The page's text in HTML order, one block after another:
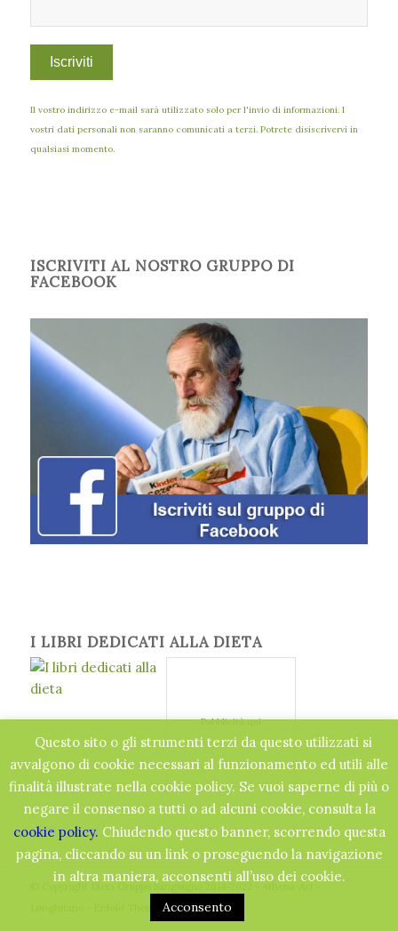
Il vostro indirizzo e-mail sarà utilizzato solo per l'invio di informazioni. I
vostri dati personali non saranno comunicati a terzi. Potrete disiscrivervi in
qualsiasi momento.
ISCRIVITI AL NOSTRO GRUPPO DI
FACEBOOK
I LIBRI DEDICATI ALLA DIETA
Pubblicità qui
© Copyright Dieta Gruppo Sanguigno 2014-2022 - Athena-Art -
Enfold Theme by Kriesi
Questo sito o gli strumenti terzi da questo utilizzati si
avvalgono di cookie necessari al funzionamento ed utili alle
finalità illustrate nella cookie policy. Se vuoi saperne di più o
negare il consenso a tutti o ad alcuni cookie, consulta la
cookie policy. Chiudendo questo banner, scorrendo questa
pagina, cliccando su un link o proseguendo la navigazione
in altra maniera, acconsenti all’uso dei cookie.
Acconsento